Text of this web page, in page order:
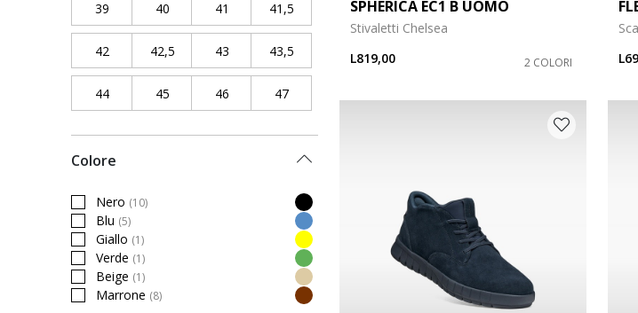
39 Refine by Taglia scarpe: 39
40 Refine by Taglia scarpe: 40
41 Refine by Taglia scarpe: 41
41,5 Refine by Taglia scarpe: 41,5
42 Refine by Taglia scarpe: 42
42,5 Refine by Taglia scarpe: 42,5
43 Refine by Taglia scarpe: 43
43,5 Refine by Taglia scarpe: 43,5
44Refine by Taglia scarpe: 44
45 Refine by Taglia scarpe: 45
46 Refine by Taglia scarpe: 46
47Refine by Taglia scarpe: 47
Colore
Nero (10)
Refine by Colore: Nero
Blu (5)
Refine by Colore: Blu
Giallo (1)
Refine by Colore: Giallo
Verde (1)
Refine by Colore: Verde
Beige (1)
Refine by Colore: Beige
Marrone (8)
Refine by Colore: Marrone
SPHERICA EC1 B UOMO
Stivaletti Chelsea
L819,00
2 COLORI